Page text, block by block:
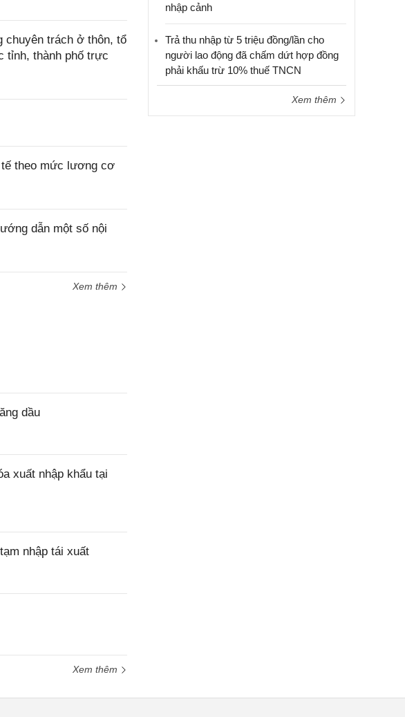
chuyên trách ở thôn, tổ
tỉnh, thành phố trực
tế theo mức lương cơ
dẫn một số nội
Xem thêm
dầu
xuất nhập khẩu tại
nhập tái xuất
Xem thêm
nhập cảnh
Trả thu nhập từ 5 triệu đồng/lần cho
người lao động đã chấm dứt hợp đồng
phải khấu trừ 10% thuế TNCN
Xem thêm